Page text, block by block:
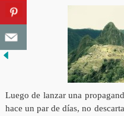
Luego de lanzar una
hace un par de días, no